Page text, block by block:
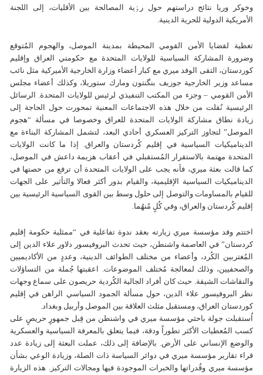
وخوكر وريا نتائج دراستهم حول رٶية المصالحة بين الأقليات، إلى اللجنة
الأمريكية الدولية للحرية الدينية.
تغطية لقضايا الأمن القومي المحيطة بمدينة الموصل، والهجوم المُتوقع
وضرورة المشاركة السياسية للولايات المتحدة مع حكومتي العراق وإقليم
كوردستان، التقى الوفد ميري مع كبار أعضاء وزارة الخارجية الأميركية مثل نائب
مساعد وزير الخارجية جوزيف بنگنتون ومارك ستوريلا، وكذلك أعضاء مجلس
الأمن القومي – وجزء من المكتب التنفيذي لرئيس للولايات المتحدة. الرسائل
الرئيسية نُقلت من خلال هذه الاجتماعات المعنية تمحورت حول الحاجة إلى
زيادة نطاق مشاركة الولايات المتحدة للعراق وخصوصا في مسألة “هجوم
الموصل” لتجاوز التركيز العسكري أحادي البعد، لتشمل المشاركة البناءة مع
الديناميكيات السياسية في إقليم كُردستان والعراق. إذا ما کانت الولایات
المتحدة مهتمة بالاستقرار المُستقبلي في أعقاب هزيمة داعش في الموصل،
كما قالت بعثة ميري، فأنه يجب على الولايات المتحدة أن ترفع من حصتها في
الديناميكيات السياسية الإقليمية، والقيام بدور أكثر فعالا والتأثير علی الجهات
للقيام بالمساومات والتوصل إلی حلول وسط بين القوى السياسية الرئيسية بين
إقليم كُردستان والعراق، وفي كُلٍ مُنهُما.
اختتم وفد مؤسسة ميري زيارته بعقد ندوة تفاعلية في “ممثلية حكومة إقليم
كردستان” في العاصمة واشنطن، حيث تحدث البروفيسور دلاور علاء الدين إلى
المُغتربين الكُرد، وأعضاء من مختلف الطوائف الدينية، وعددٍ من الأكاديميين
والصحفيين، وذلك لمعالجة مُختلف الموضوعات. اعقبتها جُملة من التساؤلات
والنقاشات الشيقة. حيث كان أفراد الجالية الكُردية حريصون على سماع وجهات
نظر البروفيسور علاء الدين، حول مسألة الجمود السياسي الراهن في إقليم
كوردستان العراق، ومستقبل مثلث العلاقة بين الموصل وأربيل وبغداد.
اُستقبلت جولة باحثي مؤسسة ميري في واشنطن من قِبل جمهورٍ حريصٍ على
كسب المُعطيات الأكثر تطوراً ودقة، فيما يتعلق بالمعرفة السياسية والعسكرية
والوضع الإنساني على الأرض. بالإضافة إلى ذلك، عملت البعثة إلى زيادة عدد
قراء تقارير مؤسسة ميري في دوائر السياسة ذات الصلة، وزيادة الوعي بشأن
مؤسسة ميري وقُدراتها والخبرات الموجودة فيها ومجالات التركيز. هذه الزيارة